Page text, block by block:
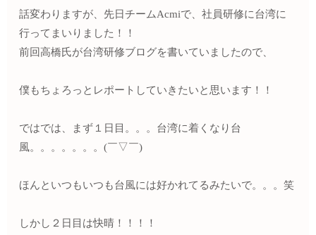
話変わりますが、先日チームAcmiで、社員研修に台湾に
行ってまいりました！！
前回高橋氏が台湾研修ブログを書いていましたので、
僕もちょろっとレポートしていきたいと思います！！
ではでは、まず１日目。。。台湾に着くなり台
風。。。。。。。(￣▽￣)
ほんといつもいつも台風には好かれてるみたいで。。。笑
しかし２日目は快晴！！！！